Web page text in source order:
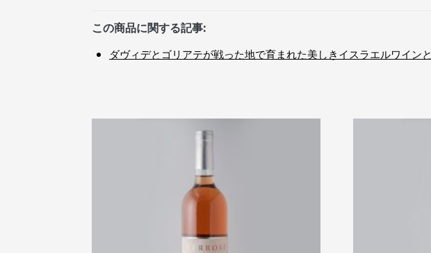
この商品に関する記事:
ダヴィデとゴリアテが戦った地で育まれた美しきイスラエルワイン